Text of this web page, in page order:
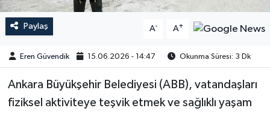
Paylaş A- A+
Eren Güvendik 15.06.2026 - 14:47 Okunma Süresi: 3 Dk
Ankara Büyükşehir Belediyesi (ABB), vatandaşları
fiziksel aktiviteye teşvik etmek ve sağlıklı yaşam